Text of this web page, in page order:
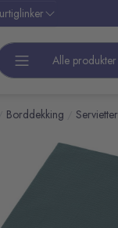
Alle produkter
Borddekking Servietter